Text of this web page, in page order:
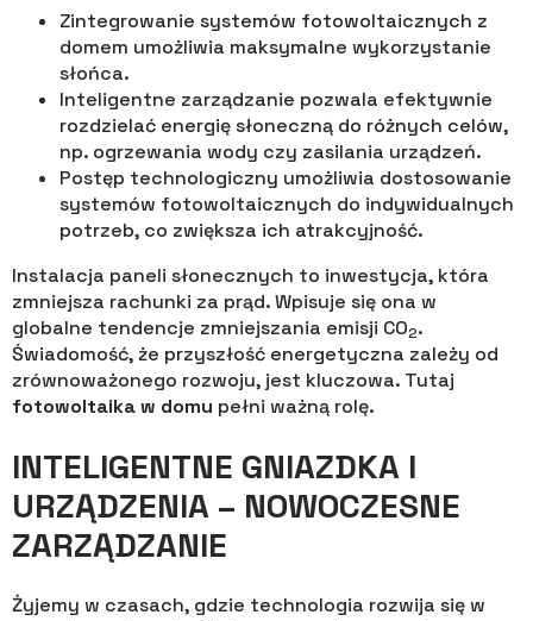
Zintegrowanie systemów fotowoltaicznych z
domem umożliwia maksymalne wykorzystanie
słońca.
Inteligentne zarządzanie pozwala efektywnie
rozdzielać energię słoneczną do różnych celów,
np. ogrzewania wody czy zasilania urządzeń.
Postęp technologiczny umożliwia dostosowanie
systemów fotowoltaicznych do indywidualnych
potrzeb, co zwiększa ich atrakcyjność.
Instalacja paneli słonecznych to inwestycja, która
zmniejsza rachunki za prąd. Wpisuje się ona w
globalne tendencje zmniejszania emisji CO2.
Świadomość, że przyszłość energetyczna zależy od
zrównoważonego rozwoju, jest kluczowa. Tutaj
fotowoltaika w domu pełni ważną rolę.
INTELIGENTNE GNIAZDKA I
URZĄDZENIA – NOWOCZESNE
ZARZĄDZANIE
Żyjemy w czasach, gdzie technologia rozwija się w